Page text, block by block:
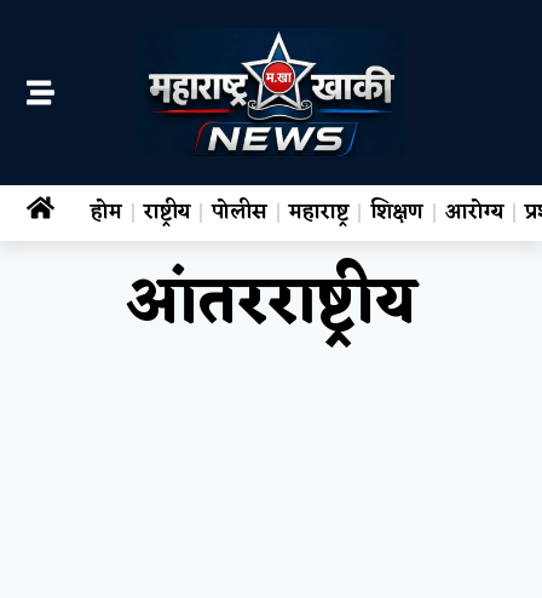
होम राष्ट्रीय पोलीस महाराष्ट्र शिक्षण आरोग्य
आंतरराष्ट्रीय